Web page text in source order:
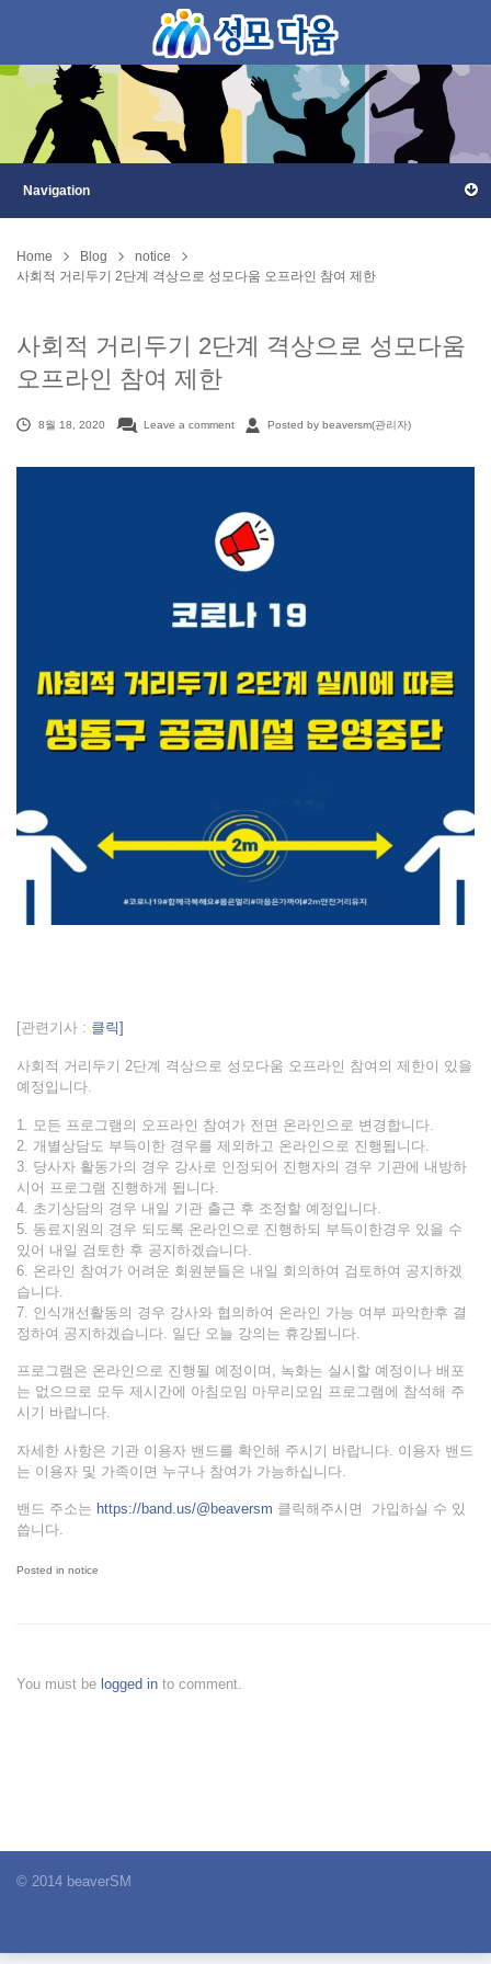
Home Blog
notice
사회적 거리두기 2단계 격상으로 성모다움 오프라인 참여 제한
사회적 거리두기 2단계 격상으로 성모다움
오프라인 참여 제한
8월 18, 2020 Leave a comment Posted by beaversm(관리자)
[관련기사 : 클릭]
사회적 거리두기 2단계 격상으로 성모다움 오프라인 참여의 제한이 있을
예정입니다.
1. 모든 프로그램의 오프라인 참여가 전면 온라인으로 변경합니다.
2. 개별상담도 부득이한 경우를 제외하고 온라인으로 진행됩니다.
3. 당사자 활동가의 경우 강사로 인정되어 진행자의 경우 기관에 내방하
시어 프로그램 진행하게 됩니다.
4. 초기상담의 경우 내일 기관 출근 후 조정할 예정입니다.
5. 동료지원의 경우 되도록 온라인으로 진행하되 부득이한경우 있을 수
있어 내일 검토한 후 공지하겠습니다.
6. 온라인 참여가 어려운 회원분들은 내일 회의하여 검토하여 공지하겠
습니다.
7. 인식개선활동의 경우 강사와 협의하여 온라인 가능 여부 파악한후 결
정하여 공지하겠습니다. 일단 오늘 강의는 휴강됩니다.
프로그램은 온라인으로 진행될 예정이며, 녹화는 실시할 예정이나 배포
는 없으므로 모두 제시간에 아침모임 마무리모임 프로그램에 참석해 주
시기 바랍니다.
자세한 사항은 기관 이용자 밴드를 확인해 주시기 바랍니다. 이용자 밴드
는 이용자 및 가족이면 누구나 참여가 가능하십니다.
밴드 주소는 https://band.us/@beaversm 클릭해주시면 가입하실 수 있
씁니다.
Posted in notice
You must be logged in to comment.
© 2014 beaverSM